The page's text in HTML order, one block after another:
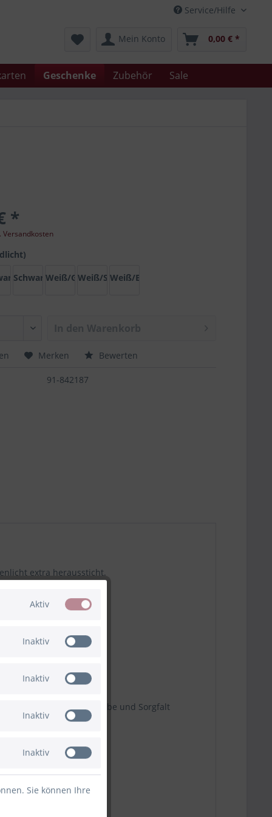
Service/Hilfe
Mein Konto 0,00 € *
Geschenke Zubehör Sale
*
Versandkosten
Silber
Schwarz/Bronze
Weiß/GoldWeiß/SilberWeiß/Bronze
Merken Bewerten
91-842187
extra heraussticht.
Stadt.
sondern ein mit Liebe und Sorgfalt
Aktiv
Inaktiv
Inaktiv
Inaktiv
Inaktiv
Sie können Ihre